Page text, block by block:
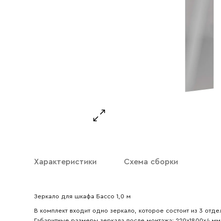
Характеристики Схема сборки
Зеркало для шкафа Бассо 1,0 м
В комплект входит одно зеркало, которое состоит из 3